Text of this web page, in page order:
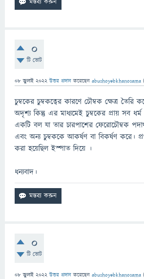
0
টি ভোট
08 জুলাই 2022 উত্তর প্রদান করেছেন abushoyebkhanosama (
চুম্বকের চুম্বকত্বের কারণে চৌম্বক ক্ষেত্র তৈরি
অদৃশ্য কিন্তু এর মাধ্যমেই চুম্বকের প্রায় সব
একটি বল যা তার চারপাশের ফেরোচৌম্বক
এবং অন্য চুম্বককে আকর্ষণ বা বিকর্ষণ করে।
করা হয়েছিল ইস্পাত দিয়ে ।
ধন্যবাদ।
0
টি ভোট
08 জুলাই 2022 উত্তর প্রদান করেছেন abushoyebkhanosama (